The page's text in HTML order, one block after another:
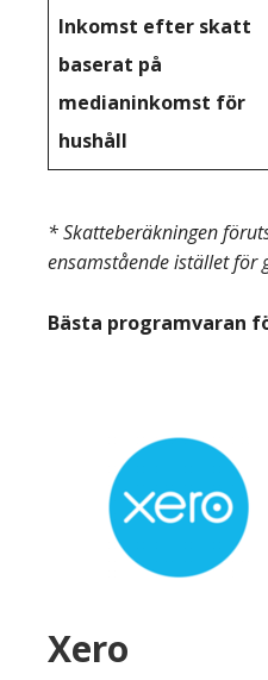
Inkomst efter skatt
baserat på
medianinkomst för
hushåll
* Skatteberäkningen
ensamstående istället för
Bästa programvaran
Xero